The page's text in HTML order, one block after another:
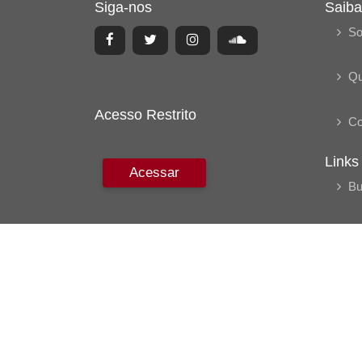
Siga-nos
Acesso Restrito
Acessar